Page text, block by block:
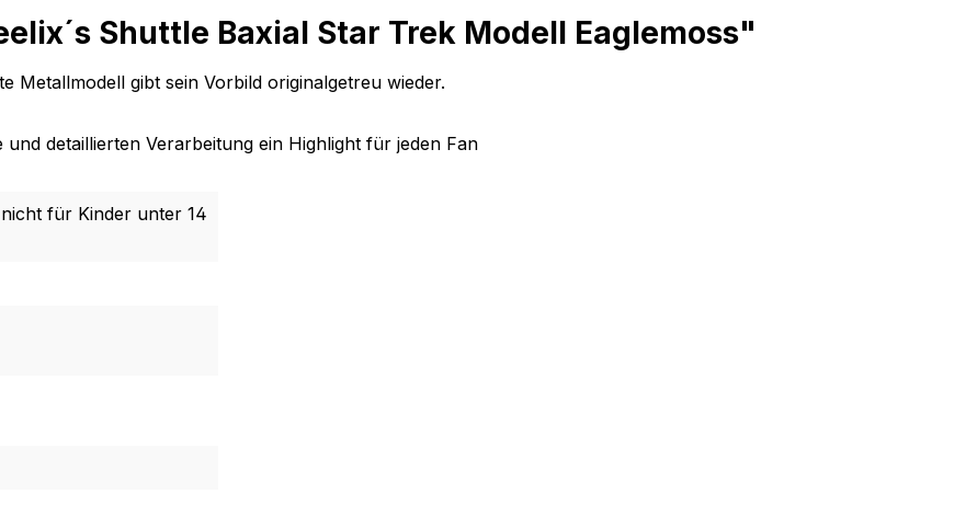
Shuttle Baxial Star Trek Modell Eaglemoss"
Metallmodell gibt sein Vorbild originalgetreu wieder.
detaillierten Verarbeitung ein Highlight für jeden Fan
für Kinder unter 14